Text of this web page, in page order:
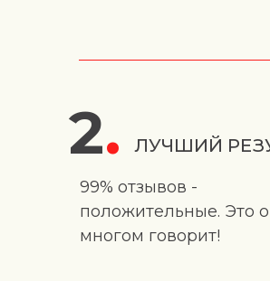
99% отзывов -
положительные. Это о
многом говорит!
ЛУЧШИЙ
2.